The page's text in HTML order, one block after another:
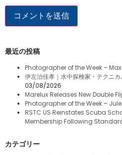
最近の投稿
Photographer of the Week –
伊左治佳孝｜水中探検家・テクニ
03/08/2026
Marelux Releases New Double
Photographer of the Week –
RSTC US Reinstates Scuba
Membership Following
カテゴリー